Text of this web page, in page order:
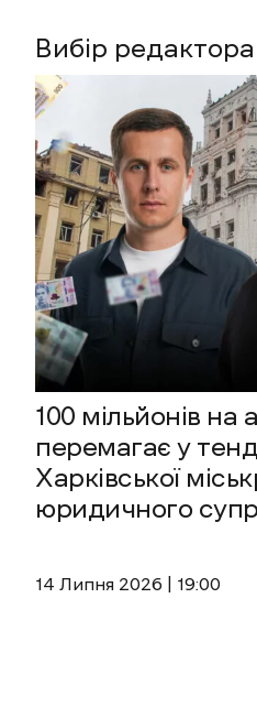
Вибір редактора
100 мільйонів на
перемагає у
Харківської
юридичного
14 Липня 2026 | 19:00